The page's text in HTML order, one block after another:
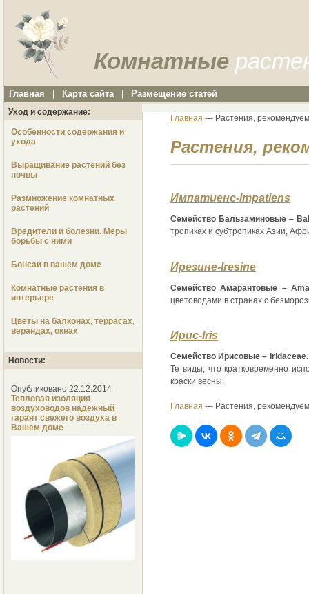
Комнатные
Главная Карта сайта Размещение статей
Уход и содержание:
Особенности содержания и
ухода
Выращивание растений без
почвы
Размножение комнатных
растений
Вредители и болезни. Меры
борьбы с ними
Бонсаи в вашем доме
Комнатные растения в
интерьере
Цветы на балконах, террасах,
верандах, окнах
Новости:
Опубликовано 22.12.2014
Тепловая изоляция
воздуховодов надёжный
гарант свежего воздуха в
Вашем доме
Главная --- Растения,
Растения,
Импатиенс-Impatiens
Семейство Бальзаминовые –
тропиках и субтропиках Азии,
Ирезине-Iresine
Семейство Амарантовые –
цветоводами в странах с
Ирис-Iris
Семейство Ирисовые – Iridaceae.
Те виды, что кратковременно
краски весны.
Главная --- Растения,